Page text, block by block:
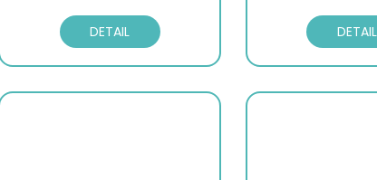
DETAIL DETAIL